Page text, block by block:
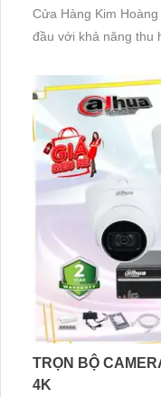
Cửa Hàng Kim
đầu với khả năng thu hình
ảnh sắc nét, rõ ràng
TRỌN BỘ
4K